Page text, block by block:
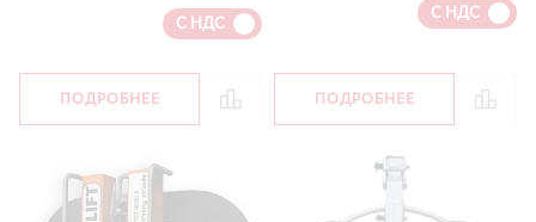
С НДС
ПОДРОБНЕЕ
С НДС
ПОДРОБНЕЕ